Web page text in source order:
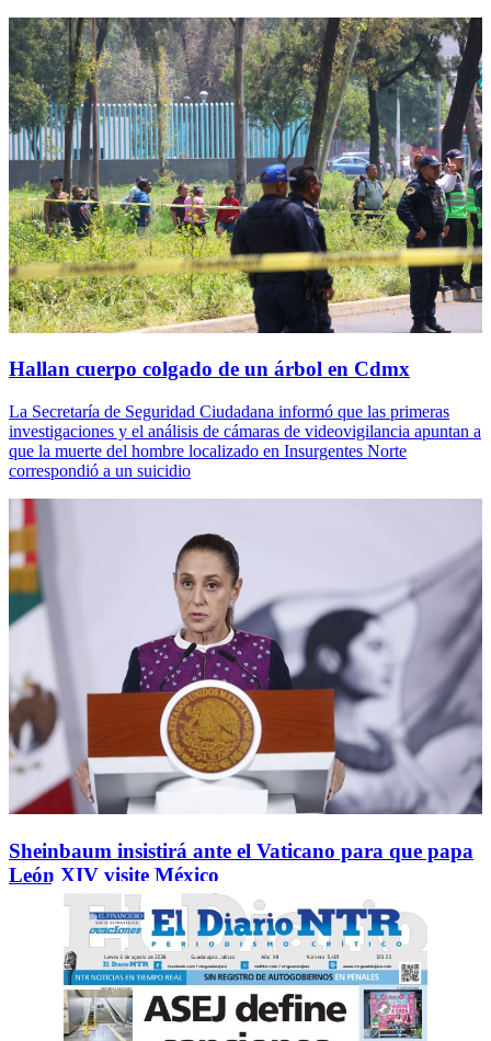
Hallan cuerpo colgado de un árbol en Cdmx
La Secretaría de Seguridad Ciudadana informó que las primeras
investigaciones y el análisis de cámaras de videovigilancia apuntan a
que la muerte del hombre localizado en Insurgentes Norte
correspondió a un suicidio
Sheinbaum insistirá ante el Vaticano para que papa
León XIV visite México